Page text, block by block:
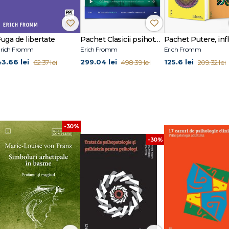
identitatea
de libertate
Fromm
lei 62.37 lei
Pachet Clasicii psihoterapiei
Erich Fromm
299.04 lei 498.39 lei
Erich Fromm
125.6 lei 209.32 lei
-30%
-30%